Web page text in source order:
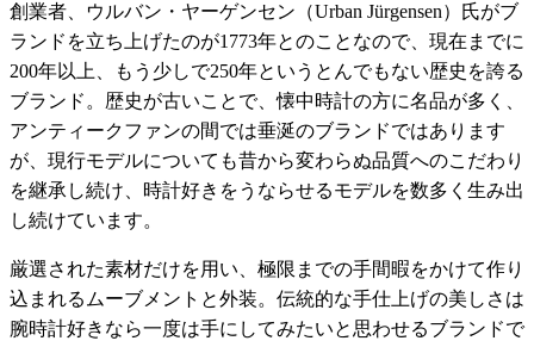
創業者、ウルバン・ヤーゲンセン（Urban Jürgensen）氏がブ
ランドを立ち上げたのが1773年とのことなので、現在までに
200年以上、もう少しで250年というとんでもない歴史を誇る
ブランド。歴史が古いことで、懐中時計の方に名品が多く、
アンティークファンの間では垂涎のブランドではあります
が、現行モデルについても昔から変わらぬ品質へのこだわり
を継承し続け、時計好きをうならせるモデルを数多く生み出
し続けています。
厳選された素材だけを用い、極限までの手間暇をかけて作り
込まれるムーブメントと外装。伝統的な手仕上げの美しさは
腕時計好きなら一度は手にしてみたいと思わせるブランドで